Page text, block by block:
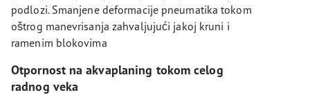
podlozi. Smanjene deformacije pneumatika tokom
oštrog manevrisanja zahvaljujući jakoj kruni i
ramenim blokovima
Otpornost na akvaplaning tokom celog
radnog veka